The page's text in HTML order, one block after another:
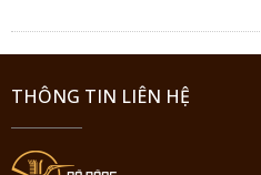
THÔNG TIN LIÊN HỆ